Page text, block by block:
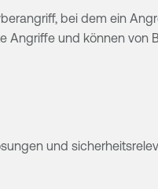
bei dem ein
und können
und